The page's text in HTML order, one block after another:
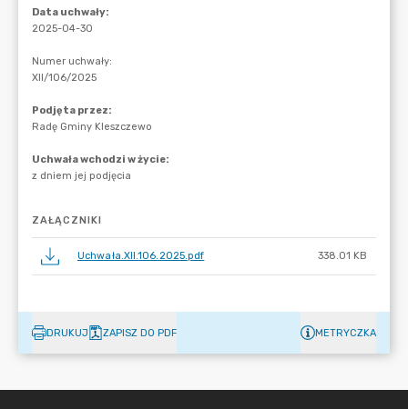
ZAŁĄCZNIKI
Uchwała.XII.106.2025.pdf 338.01 KB
DRUKUJ ZAPISZ DO PDF METRYCZKA